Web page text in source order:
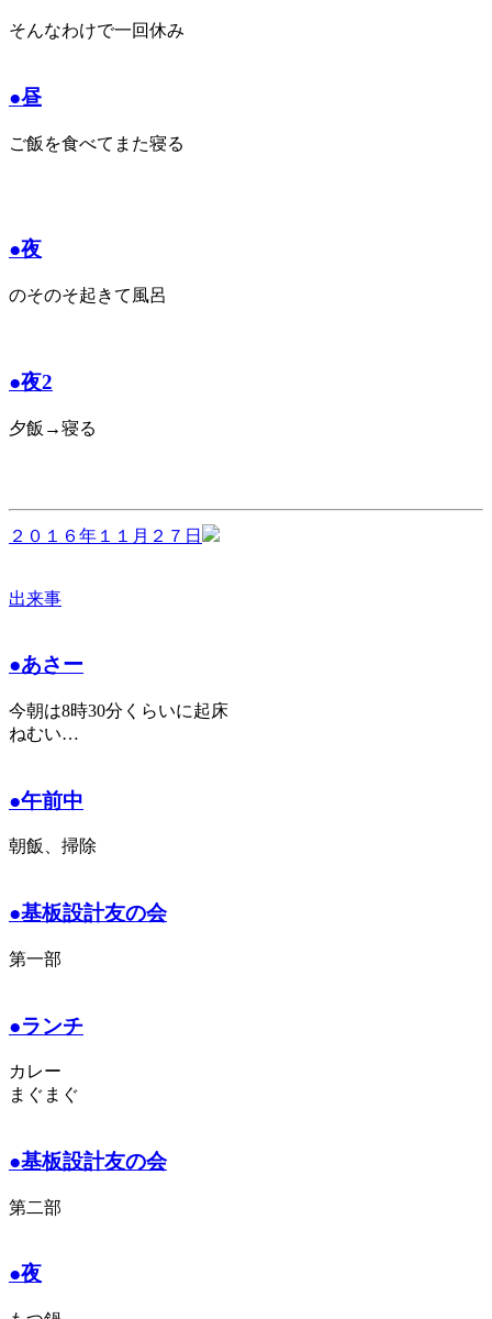
そんなわけで一回休み
●昼
ご飯を食べてまた寝る
●夜
のそのそ起きて風呂
●夜2
夕飯→寝る
２０１６年１１月２７日
出来事
●あさー
今朝は8時30分くらいに起床
ねむい…
●午前中
朝飯、掃除
●基板設計友の会
第一部
●ランチ
カレー
まぐまぐ
●基板設計友の会
第二部
●夜